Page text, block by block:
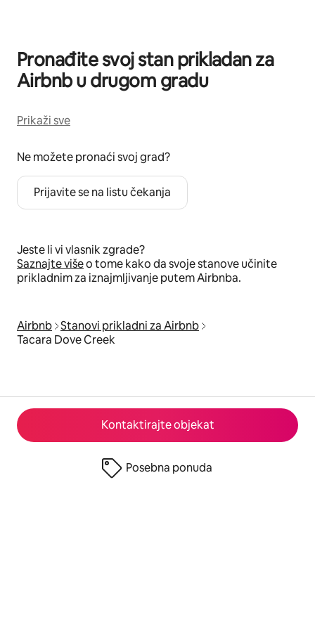
Kontaktirajte objekat
Posebna ponuda
Pronađite svoj stan prikladan za
Airbnb u drugom gradu
Prikaži sve
Ne možete pronaći svoj grad?
Prijavite se na listu čekanja
Jeste li vi vlasnik zgrade?
Saznajte višeo tome kako da svoje stanove učinite
prikladnim za iznajmljivanje putem Airbnba.
Airbnb Stanovi prikladni za Airbnb
Tacara Dove Creek